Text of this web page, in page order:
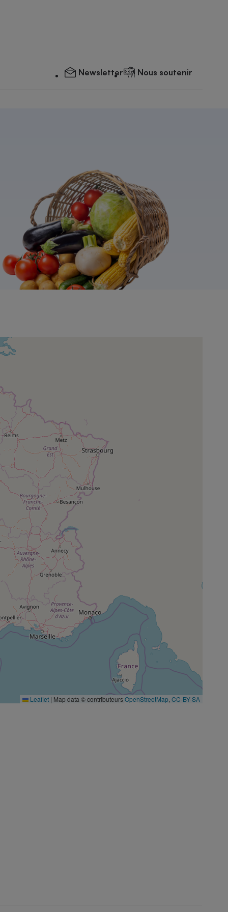
Newsletter Nous soutenir
Leaflet | Map data © contributeursOpenStreetMap CC-BY-SA